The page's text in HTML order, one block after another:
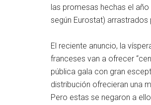
las promesas hechas el
según Eurostat)
El reciente anuncio, la
franceses van a ofrecer
pública gala con gran
distribución ofrecieran una
Pero estas se negaron a